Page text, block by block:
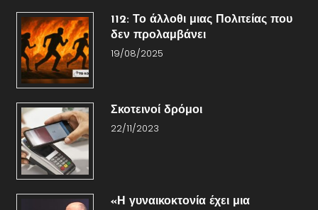
112: Το άλλοθι μιας Πολιτείας που
δεν προλαμβάνει
19/08/2025
Σκοτεινοί δρόμοι
22/11/2023
«Η γυναικοκτονία έχει μια